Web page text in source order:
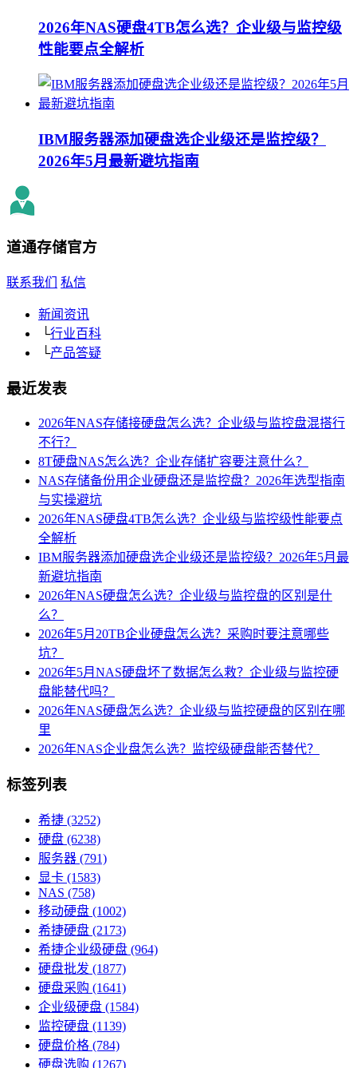
2026年NAS硬盘4TB怎么选？企业级与监控级
性能要点全解析
IBM服务器添加硬盘选企业级还是监控级？
2026年5月最新避坑指南
道通存储官方
联系我们 私信
新闻资讯
└行业百科
└产品答疑
最近发表
2026年NAS存储接硬盘怎么选？企业级与监控盘混搭行
不行？
8T硬盘NAS怎么选？企业存储扩容要注意什么？
NAS存储备份用企业硬盘还是监控盘？2026年选型指南
与实操避坑
2026年NAS硬盘4TB怎么选？企业级与监控级性能要点
全解析
IBM服务器添加硬盘选企业级还是监控级？2026年5月最
新避坑指南
2026年NAS硬盘怎么选？企业级与监控盘的区别是什
么？
2026年5月20TB企业硬盘怎么选？采购时要注意哪些
坑？
2026年5月NAS硬盘坏了数据怎么救？企业级与监控硬
盘能替代吗？
2026年NAS硬盘怎么选？企业级与监控硬盘的区别在哪
里
2026年NAS企业盘怎么选？监控级硬盘能否替代？
标签列表
希捷 (3252)
硬盘 (6238)
服务器 (791)
显卡 (1583)
NAS (758)
移动硬盘 (1002)
希捷硬盘 (2173)
希捷企业级硬盘 (964)
硬盘批发 (1877)
硬盘采购 (1641)
企业级硬盘 (1584)
监控硬盘 (1139)
硬盘价格 (784)
硬盘选购 (1267)